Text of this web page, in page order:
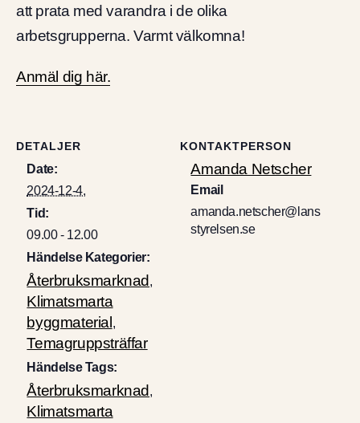
att prata med varandra i de olika
arbetsgrupperna. Varmt välkomna!
Anmäl dig här.
DETALJER
Date:
2024-12-4,
Tid:
09.00 - 12.00
Händelse Kategorier:
Återbruksmarknad ,
Klimatsmarta
byggmaterial ,
Temagruppsträffar
Händelse Tags:
Återbruksmarknad ,
Klimatsmarta
KONTAKTPERSON
Amanda Netscher
Email
amanda.netscher@lans
styrelsen.se